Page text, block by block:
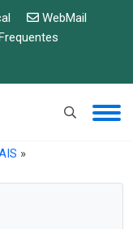
WebMail
»